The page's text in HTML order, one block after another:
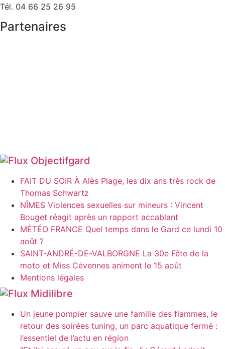
Tél. 04 66 25 26 95
Partenaires
Objectifgard
FAIT DU SOIR À Alès Plage, les dix ans très rock de
Thomas Schwartz
NÎMES Violences sexuelles sur mineurs : Vincent
Bouget réagit après un rapport accablant
MÉTÉO FRANCE Quel temps dans le Gard ce lundi 10
août ?
SAINT-ANDRÉ-DE-VALBORGNE La 30e Fête de la
moto et Miss Cévennes animent le 15 août
Mentions légales
Midilibre
Un jeune pompier sauve une famille des flammes, le
retour des soirées tuning, un parc aquatique fermé :
l’essentiel de l’actu en région